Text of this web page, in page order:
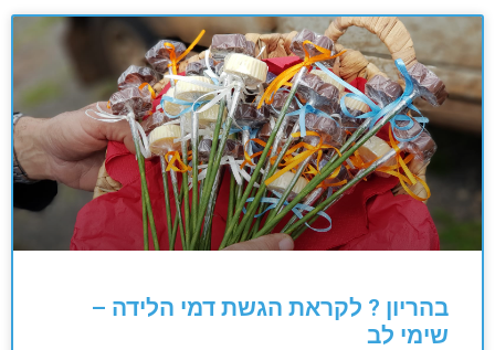
בהריון ? לקראת הגשת דמי הלידה –
שימי לב